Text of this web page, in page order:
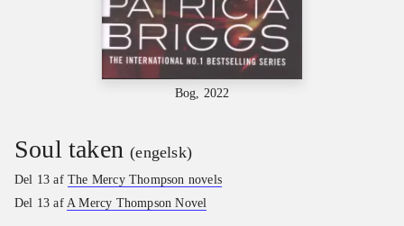
Bog, 2022
Soul taken (engelsk)
Del 13 afThe Mercy Thompson novels
Del 13 af A Mercy Thompson Novel